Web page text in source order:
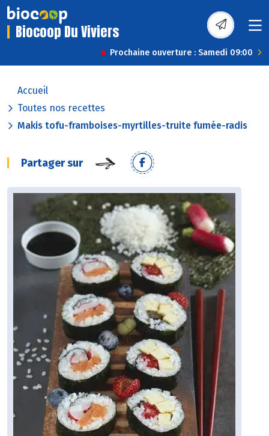
Biocoop Du Viviers
Prochaine ouverture : Samedi 09:00
Accueil
Toutes nos recettes
Makis tofu-framboises-myrtilles-truite fumée-radis
Partager sur